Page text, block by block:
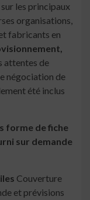
les principaux
organisations,
fabricants en
attentes de
négociation de
été inclus
forme de fiche
sur demande
Couverture
et prévisions